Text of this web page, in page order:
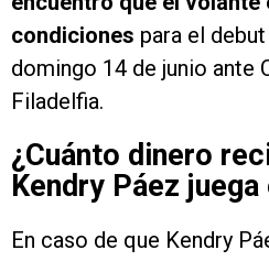
condiciones para el
domingo 14 de junio ante
Filadelfia.
¿Cuánto dinero
Kendry Páez
En caso de que Kendry